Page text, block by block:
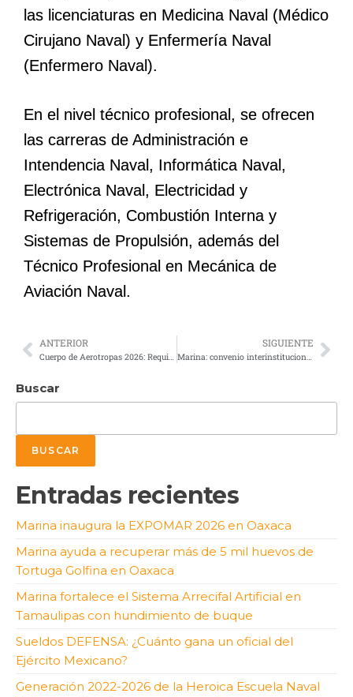
las licenciaturas en Medicina Naval (Médico
Cirujano Naval) y Enfermería Naval
(Enfermero Naval).
En el nivel técnico profesional, se ofrecen
las carreras de Administración e
Intendencia Naval, Informática Naval,
Electrónica Naval, Electricidad y
Refrigeración, Combustión Interna y
Sistemas de Propulsión, además del
Técnico Profesional en Mecánica de
Aviación Naval.
ANTERIOR
Cuerpo de Aerotropas 2026: Requisitos y cómo ingresar a la Brigada de Fusileros Paracaidistas
SIGUIENTE
Marina: convenio interinstitucional refuerza la seguridad aeroportuaria y migratoria
Buscar
BUSCAR
Entradas recientes
Marina inaugura la EXPOMAR 2026 en Oaxaca
Marina ayuda a recuperar más de 5 mil huevos de
Tortuga Golfina en Oaxaca
Marina fortalece el Sistema Arrecifal Artificial en
Tamaulipas con hundimiento de buque
Sueldos DEFENSA: ¿Cuánto gana un oficial del
Ejército Mexicano?
Generación 2022-2026 de la Heroica Escuela Naval